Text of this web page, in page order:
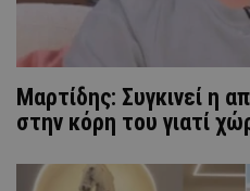
Mαρτίδης: Συγκινεί η
στην κόρη του γιατί